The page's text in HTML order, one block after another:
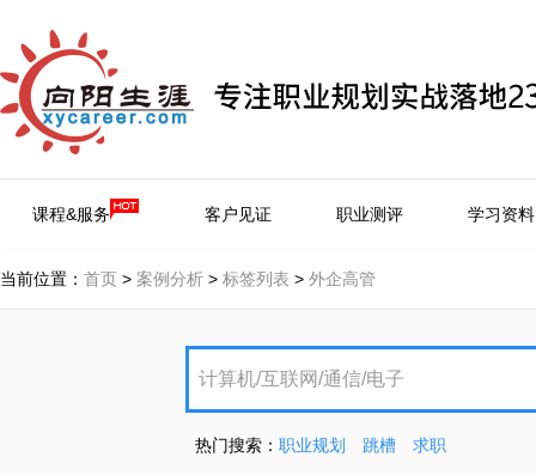
课程&服务 客户见证 职业测评 学习资料
当前位置： 首页 > 案例分析 > 标签列表 > 外企高管
热门搜索： 职业规划 跳槽 求职